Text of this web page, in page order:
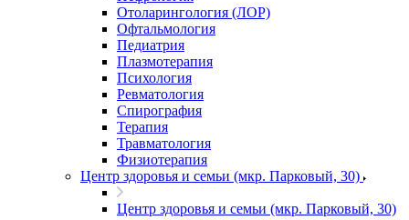
Отоларингология (ЛОР)
Офтальмология
Педиатрия
Плазмотерапия
Психология
Ревматология
Спирография
Терапия
Травматология
Физиотерапия
Центр здоровья и семьи (мкр. Парковый, 30)
Центр здоровья и семьи (мкр. Парковый, 30)